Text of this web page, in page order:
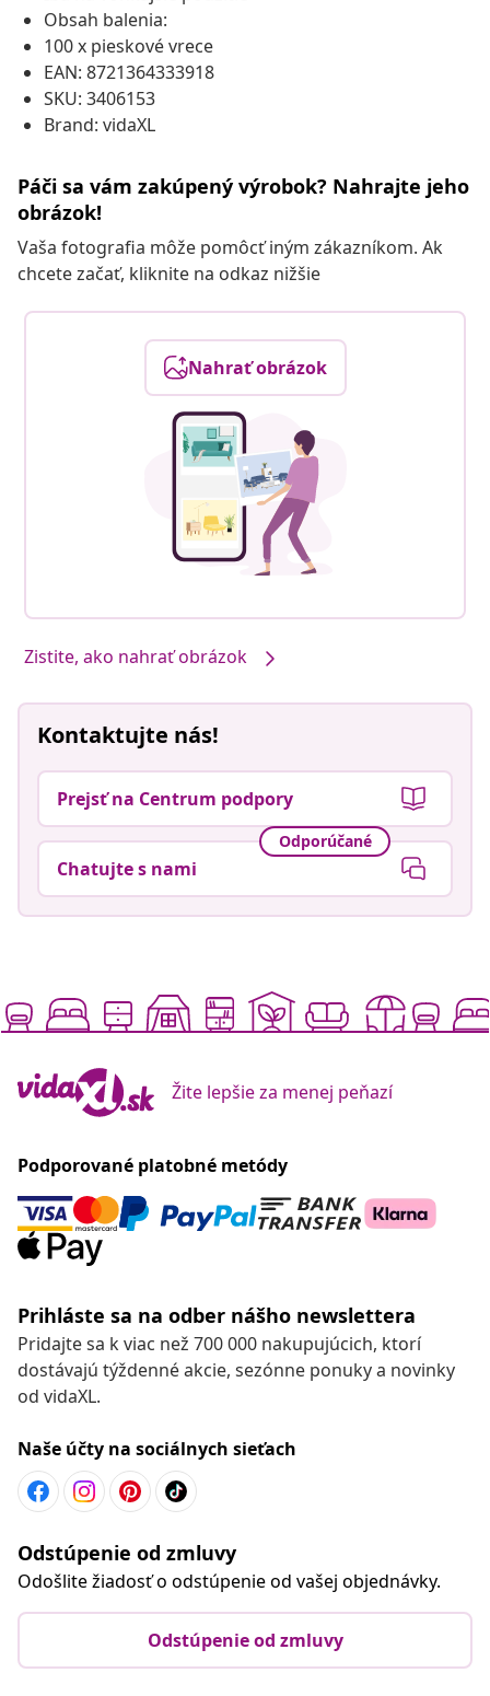
Obsah balenia:
100 x pieskové vrece
EAN: 8721364333918
SKU: 3406153
Brand: vidaXL
Páči sa vám zakúpený výrobok? Nahrajte jeho
obrázok!
Vaša fotografia môže pomôcť iným zákazníkom. Ak
chcete začať, kliknite na odkaz nižšie
Nahrať obrázok
Zistite, ako nahrať obrázok
Kontaktujte nás!
Prejsť na Centrum podpory
Odporúčané
Chatujte s nami
Žite lepšie za menej peňazí
Podporované platobné metódy
Prihláste sa na odber nášho newslettera
Pridajte sa k viac než 700 000 nakupujúcich, ktorí
dostávajú týždenné akcie, sezónne ponuky a novinky
od vidaXL.
Naše účty na sociálnych sieťach
Odstúpenie od zmluvy
Odošlite žiadosť o odstúpenie od vašej objednávky.
Odstúpenie od zmluvy